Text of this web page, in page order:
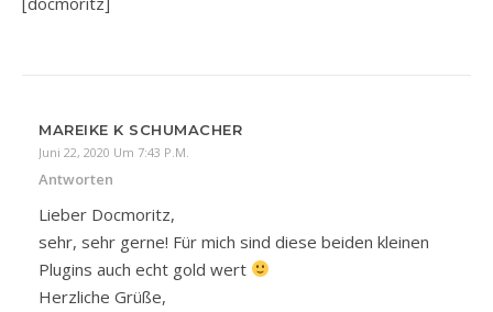
MAREIKE K SCHUMACHER
Juni 22, 2020 Um 7:43 P.m.
Antworten
Lieber Docmoritz,
sehr, sehr gerne! Für mich sind diese beiden kleinen
Plugins auch echt gold wert
Herzliche Grüße,